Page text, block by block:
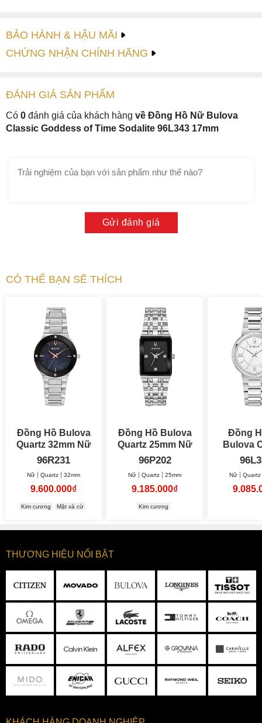
BẢO HÀNH & HẬU MÃI
CHỨNG NHẬN CHÍNH HÃNG
ĐÁNH GIÁ SẢN PHẤM
Có 0 đánh giá của khách hàng về Đồng Hồ Nữ Bulova
Classic Goddess of Time Sodalite 96L343 17mm
Gửi đánh giá
CÓ THỂ BẠN SẼ THÍCH
Đồng Hồ Bulova
Quartz 32mm Nữ
96R231
Nữ Quartz 32mm
9.600.000₫
Kim cương Mặt xà cừ
Đồng Hồ Bulova
Quartz 25mm Nữ
96P202
Nữ Quartz 25mm
9.185.000₫
Kim cương
Đồng
Bulova
Nữ Quartz
THƯƠNG HIỆU NỔI BẬT